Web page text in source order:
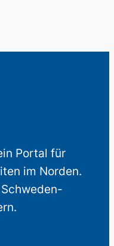
Portal für
im Norden.